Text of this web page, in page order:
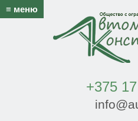
≡ меню
+375